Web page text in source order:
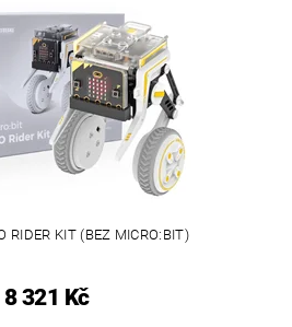
RIDER KIT (BEZ MICRO:BIT)
8 321 Kč